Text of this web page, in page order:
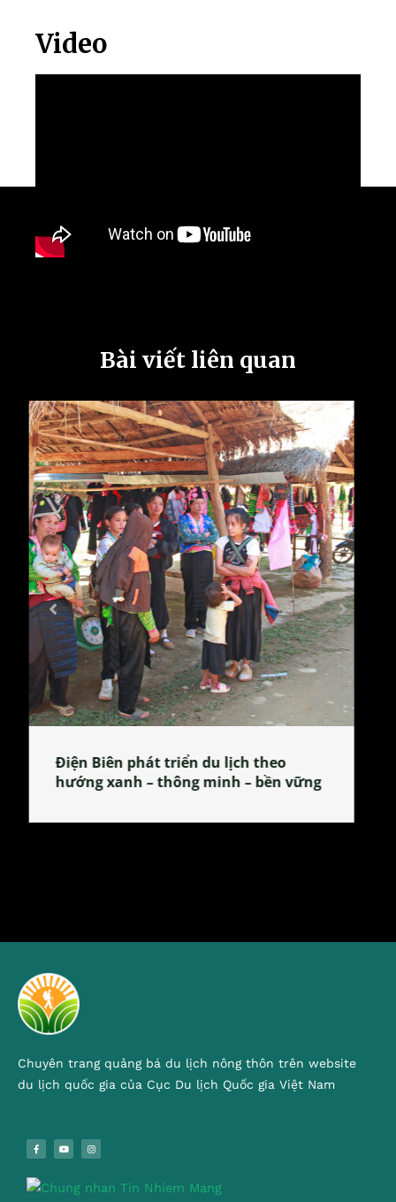
Video
Bài viết liên quan
Làng làm bánh tẻ Phú Nhi – nơi lan
tỏa đặc sản xứ Đoài
Chuyên trang quảng bá du lịch nông thôn trên website
du lịch quốc gia của Cục Du lịch Quốc gia Việt Nam